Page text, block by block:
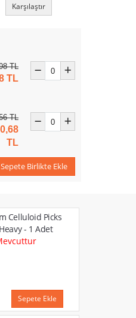
Karşılaştır
TL
TL
TL
TL
Sepete Birlikte Ekle
Celluloid Picks
- 1 Adet
Sepete Ekle